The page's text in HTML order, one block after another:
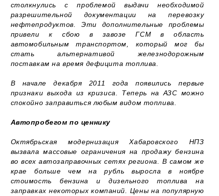
столкнулись с проблемой выдачи необходимой
разрешительной документации на перевозку
нефтепродуктов. Эти дополнительные проблемы
привели к сбою в завозе ГСМ в область
автомобильным транспортом, который мог бы
стать альтернативой железнодорожным
поставкам на время дефицита топлива.
В начале декабря 2011 года появились первые
признаки выхода из кризиса. Теперь на АЗС можно
спокойно заправиться любым видом топлива.
Автопробегом по ценнику
Октябрьская модернизация Хабаровского НПЗ
вызвала массовые ограничения на продажу бензина
во всех автозаправочных сетях региона. В самом же
крае больше чем на рубль выросла в ноябре
стоимость бензина и дизельного топлива на
заправках некоторых компаний. Цены на популярную